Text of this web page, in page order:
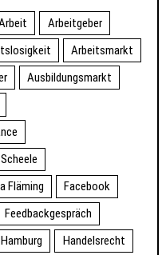
Arbeitgeber
Arbeitsmarkt
Ausbildungsmarkt
Fläming
Facebook
Feedbackgespräch
Hamburg
Handelsrecht